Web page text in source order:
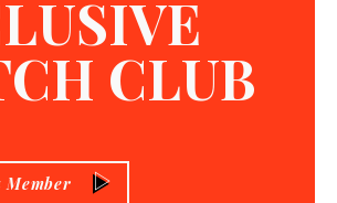
CLUB
Member